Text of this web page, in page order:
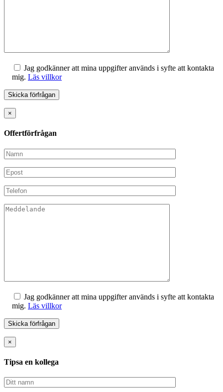
Jag godkänner att mina uppgifter används i syfte att kontakta
mig. Läs villkor
×
Offertförfrågan
Jag godkänner att mina uppgifter används i syfte att kontakta
mig. Läs villkor
×
Tipsa en kollega